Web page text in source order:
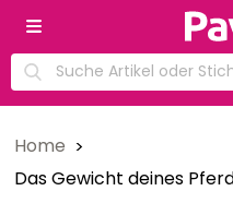
Home
Das Gewicht deines